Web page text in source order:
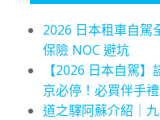
2026 日本租車自駕
保險 NOC 避坑
【2026 日本自駕
京必停！必買伴手
道之驛阿蘇介紹｜